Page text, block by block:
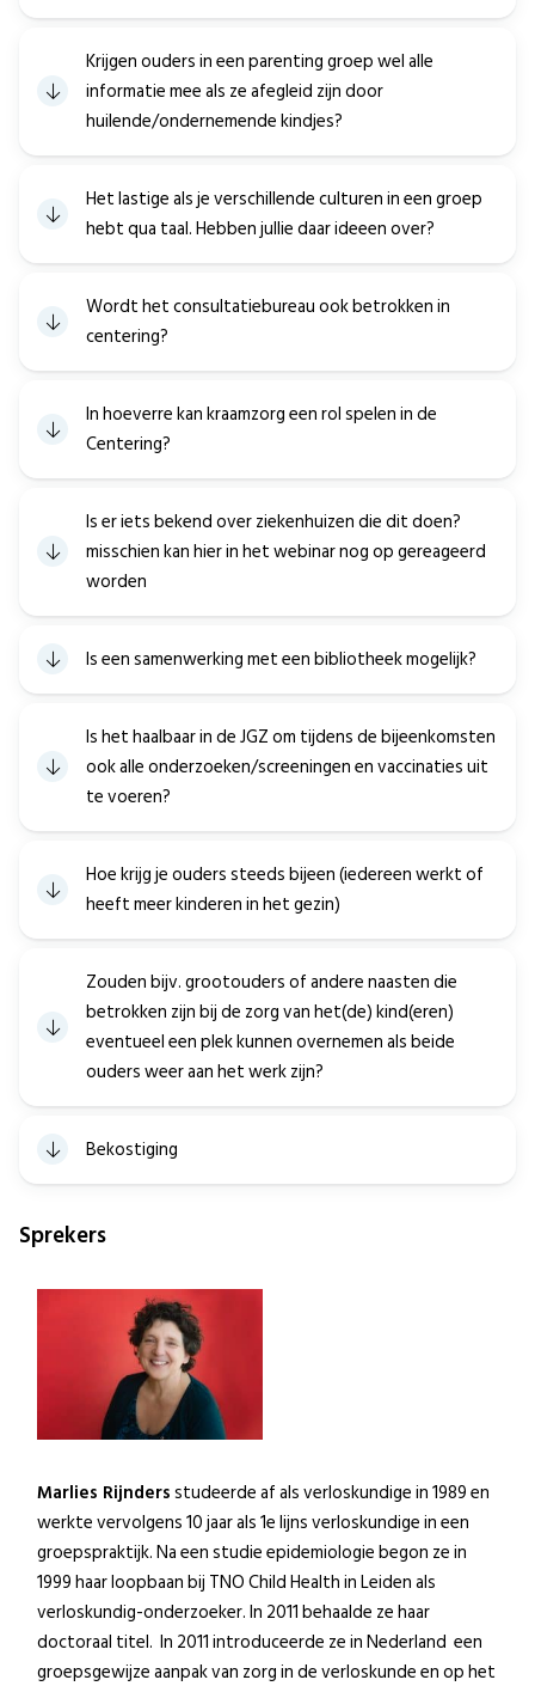
Krijgen ouders in een parenting groep wel alle
informatie mee als ze afegleid zijn door
huilende/ondernemende kindjes?
Het lastige als je verschillende culturen in een groep
hebt qua taal. Hebben jullie daar ideeen over?
Wordt het consultatiebureau ook betrokken in
centering?
In hoeverre kan kraamzorg een rol spelen in de
Centering?
Is er iets bekend over ziekenhuizen die dit doen?
misschien kan hier in het webinar nog op gereageerd
worden
Is een samenwerking met een bibliotheek mogelijk?
Is het haalbaar in de JGZ om tijdens de bijeenkomsten
ook alle onderzoeken/screeningen en vaccinaties uit
te voeren?
Hoe krijg je ouders steeds bijeen (iedereen werkt of
heeft meer kinderen in het gezin)
Zouden bijv. grootouders of andere naasten die
betrokken zijn bij de zorg van het(de) kind(eren)
eventueel een plek kunnen overnemen als beide
ouders weer aan het werk zijn?
Bekostiging
Sprekers
Marlies Rijndersstudeerde af als verloskundige in 1989 en
werkte vervolgens 10 jaar als 1e lijns verloskundige in een
groepspraktijk. Na een studie epidemiologie begon ze in
1999 haar loopbaan bij TNO Child Health in Leiden als
verloskundig-onderzoeker. In 2011 behaalde ze haar
doctoraal titel. In 2011 introduceerde ze in Nederland een
groepsgewijze aanpak van zorg in de verloskunde en op het